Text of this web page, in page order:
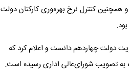
همچنین کنترل نرخ بهره‌وری کارکنان دولت
دولت چهاردهم دانست و اعلام کرد که